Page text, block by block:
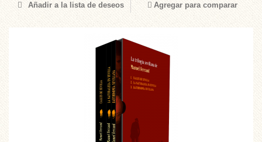
Añadir a la lista de deseos Agregar para comparar